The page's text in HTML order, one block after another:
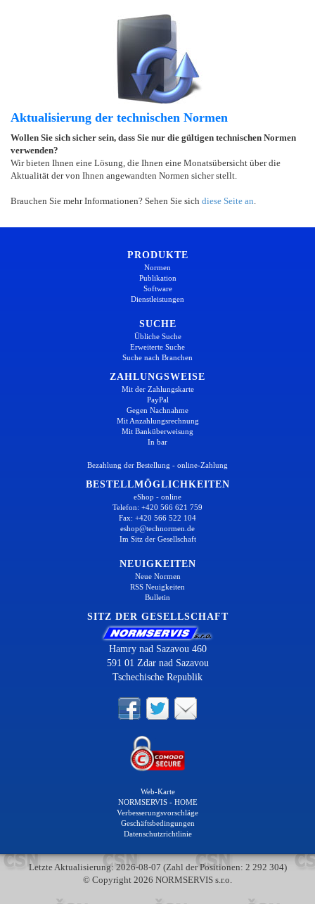
Aktualisierung der technischen Normen
Wollen Sie sich sicher sein, dass Sie nur die gültigen technischen Normen
verwenden?
Wir bieten Ihnen eine Lösung, die Ihnen eine Monatsübersicht über die
Aktualität der von Ihnen angewandten Normen sicher stellt.
Brauchen Sie mehr Informationen? Sehen Sie sich diese Seite an
PRODUKTE
Normen
Publikation
Software
Dienstleistungen
SUCHE
Übliche Suche
Erweiterte Suche
Suche nach Branchen
ZAHLUNGSWEISE
Mit der Zahlungskarte
PayPal
Gegen Nachnahme
Mit Anzahlungsrechnung
Mit Banküberweisung
In bar
Bezahlung der Bestellung - online-Zahlung
BESTELLMÖGLICHKEITEN
eShop - online
Telefon: +420 566 621 759
Fax: +420 566 522 104
eshop@technormen.de
Im Sitz der Gesellschaft
NEUIGKEITEN
Neue Normen
RSS Neuigkeiten
Bulletin
SITZ DER GESELLSCHAFT
Hamry nad Sazavou 460
591 01 Zdar nad Sazavou
Tschechische Republik
Web-Karte
NORMSERVIS - HOME
Verbesserungsvorschläge
Geschäftsbedingungen
Datenschutzrichtlinie
Letzte Aktualisierung: 2026-08-07 (Zahl der Positionen: 2 292 304)
© Copyright 2026 NORMSERVIS s.r.o.